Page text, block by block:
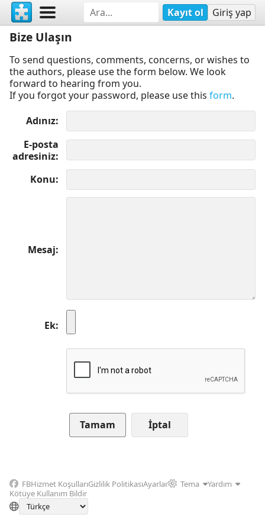
Kayıt ol Giriş yap
Bize Ulaşın
To send questions, comments, concerns, or wishes to
the authors, please use the form below. We look
forward to hearing from you.
If you forgot your password, please use this form.
Adınız
E-posta
adresiniz
Konu
Mesaj
Ek
İptal
FBHizmet KoşullarıGizlilik PolitikasıAyarlar Tema
Yardım
Kötüye Kullanım Bildir